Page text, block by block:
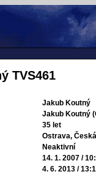
TVS461
Jakub Koutný
Jakub Koutný
35 let
Ostrava,
Neaktivní
14. 1. 2007 /
4. 6. 2013 /